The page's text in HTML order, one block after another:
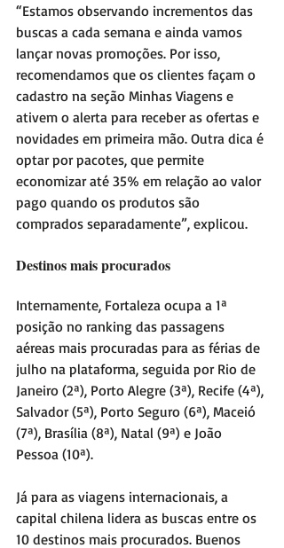
“Estamos observando incrementos das
buscas a cada semana e ainda vamos
lançar novas promoções. Por isso,
recomendamos que os clientes façam o
cadastro na seção Minhas Viagens e
ativem o alerta para receber as ofertas e
novidades em primeira mão. Outra dica é
optar por pacotes, que permite
economizar até 35% em relação ao valor
pago quando os produtos são
comprados separadamente”, explicou.
Destinos mais procurados
Internamente, Fortaleza ocupa a 1ª
posição no ranking das passagens
aéreas mais procuradas para as férias de
julho na plataforma, seguida por Rio de
Janeiro (2ª), Porto Alegre (3ª), Recife (4ª),
Salvador (5ª), Porto Seguro (6ª), Maceió
(7ª), Brasília (8ª), Natal (9ª) e João
Pessoa (10ª).
Já para as viagens internacionais, a
capital chilena lidera as buscas entre os
10 destinos mais procurados. Buenos